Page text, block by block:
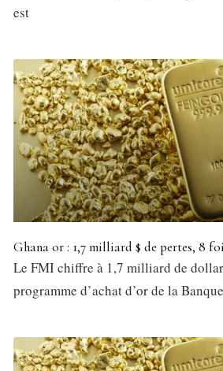
est
Ghana or : 1,7 milliard $ de pertes, 8
Le FMI chiffre à 1,7 milliard de
programme d’achat d’or de la